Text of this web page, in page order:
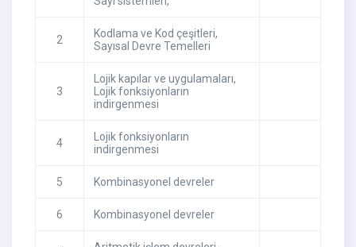
2
Kodlama ve Kod çeşitleri,
Sayısal Devre Temelleri
3
Lojik kapılar ve uygulamaları,
Lojik fonksiyonların
indirgenmesi
4
Lojik fonksiyonların
indirgenmesi
5 Kombinasyonel devreler
6 Kombinasyonel devreler